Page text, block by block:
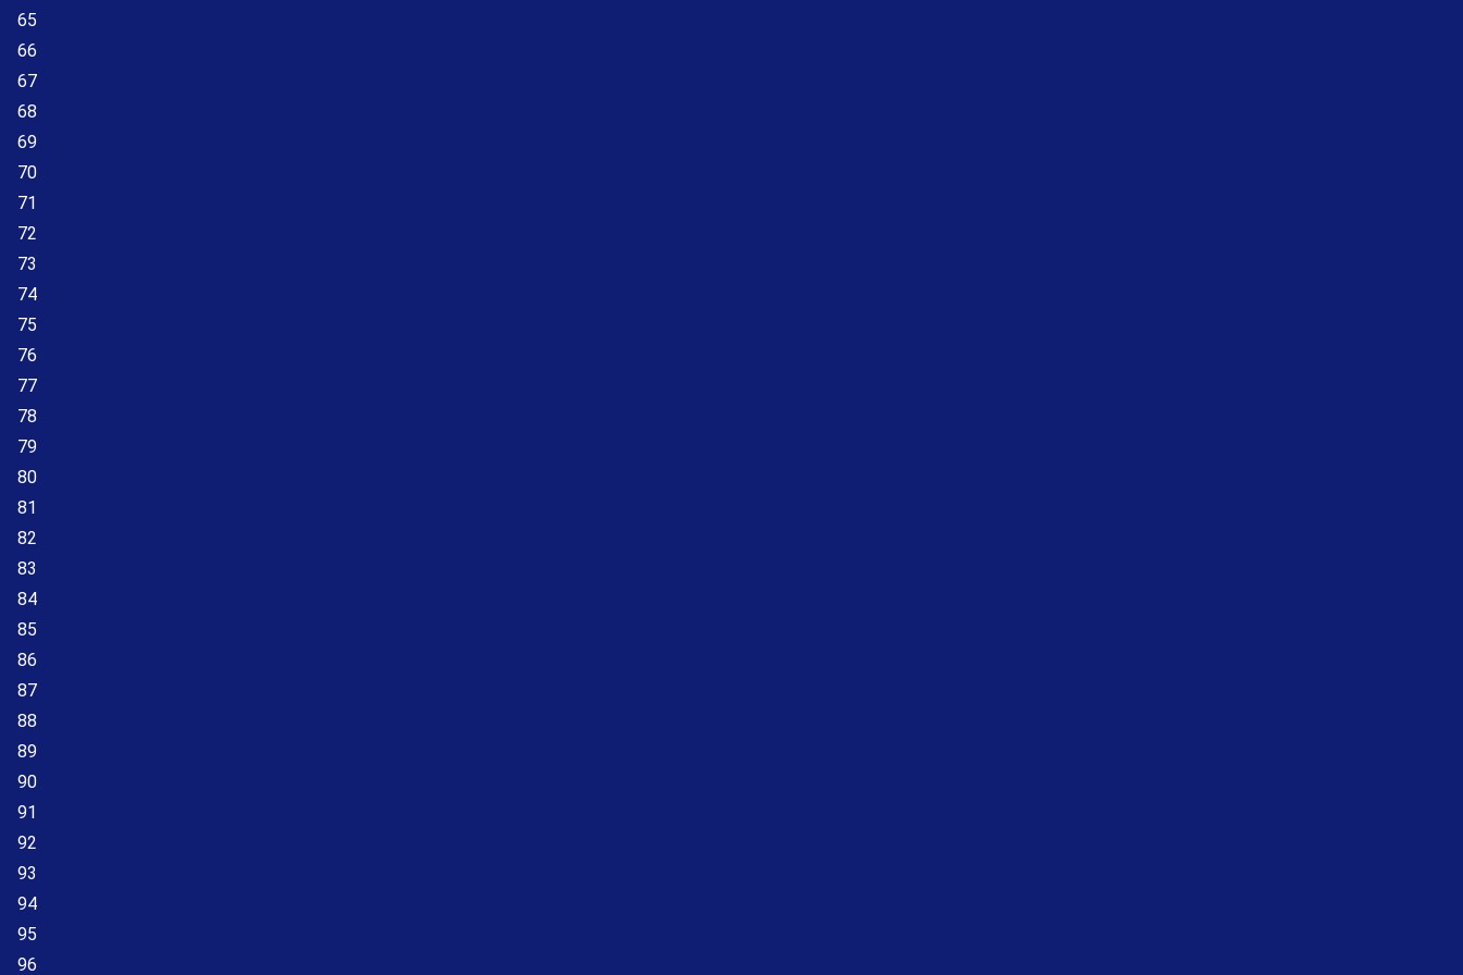
65
66
67
68
69
70
71
72
73
74
75
76
77
78
79
80
81
82
83
84
85
86
87
88
89
90
91
92
93
94
95
96